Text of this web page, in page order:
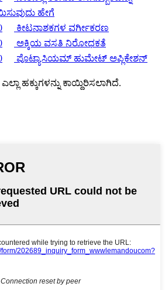
ಹೇಗೆ
ಕೀಟನಾಶಕಗಳ ವರ್ಗೀಕರಣ
ಅಕ್ಕಿಯ ವಸತಿ ನಿರೋಧಕತೆ
ಪೊಟ್ಯಾಸಿಯಮ್ ಹುಮೇಟ್ ಅಪ್ಲಿಕೇಶನ್
ಎಲ್ಲಾ ಹಕ್ಕುಗಳನ್ನು ಕಾಯ್ದಿರಿಸಲಾಗಿದೆ.